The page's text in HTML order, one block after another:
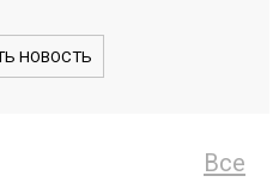
НОВОСТЬ
Все